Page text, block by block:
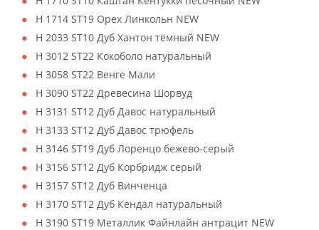
H 1714 ST19 Орех Линкольн NEW
H 2033 ST10 Дуб Хантон тёмный NEW
H 3012 ST22 Кокоболо натуральный
H 3058 ST22 Венге Мали
H 3090 ST22 Древесина Шорвуд
H 3131 ST12 Дуб Давос натуральный
H 3133 ST12 Дуб Давос трюфель
H 3146 ST19 Дуб Лоренцо бежево-серый
H 3156 ST12 Дуб Корбридж серый
H 3157 ST12 Дуб Винченца
H 3170 ST12 Дуб Кендал натуральный
H 3190 ST19 Металлик Файнлайн антрацит NEW